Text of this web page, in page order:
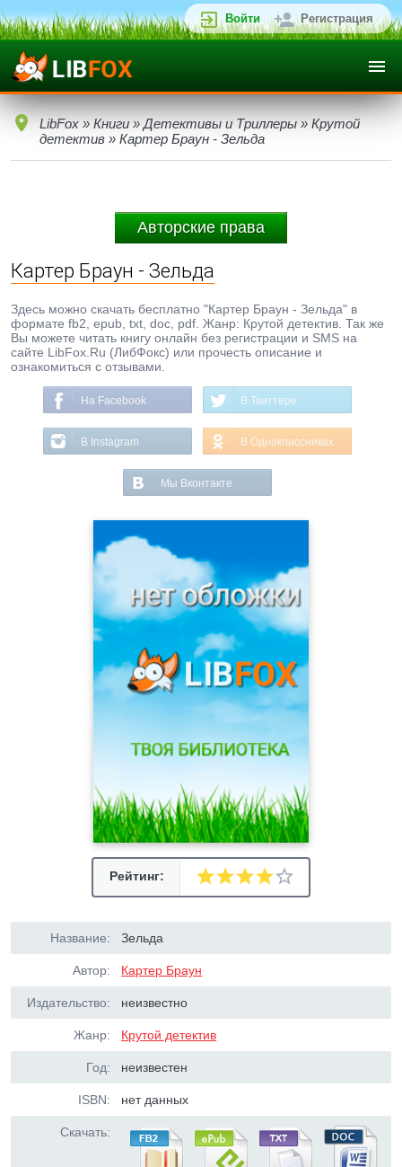
Войти Регистрация
LibFox » Книги » Детективы и Триллеры » Крутой
детектив » Картер Браун - Зельда
Авторские права
Картер Браун - Зельда
Здесь можно скачать бесплатно "Картер Браун - Зельда" в
формате fb2, epub, txt, doc, pdf. Жанр: Крутой детектив. Так же
Вы можете читать книгу онлайн без регистрации и SMS на
сайте LibFox.Ru (ЛибФокс) или прочесть описание и
ознакомиться с отзывами.
На Facebook В Твиттере
В Instagram В Одноклассниках
Мы Вконтакте
Рейтинг:
Название: Зельда
Автор: Картер Браун
Издательство: неизвестно
Жанр: Крутой детектив
Год: неизвестен
ISBN: нет данных
Скачать: